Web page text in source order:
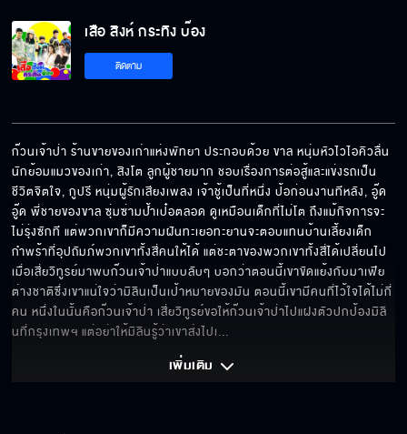
เสือ สิงห์ กระทิง บ๊อง
ติดตาม
ก๊วนเจ้าป่า ร้านขายของเก่าแห่งพัทยา ประกอบด้วย ขาล หนุ่มหัวไวไอคิวลื่น
นักย้อมแมวของเก่า, สิงโต ลูกผู้ชายมาก ชอบเรื่องการต่อสู้และแข่งรถเป็น
ชีวิตจิตใจ, กูปรี หนุ่มผู้รักเสียงเพลง เจ้าชู้เป็นที่หนึ่ง ป้อก่อนงานทีหลัง, อู๊ด
อู๊ด พี่ชายของขาล ซุ่มซ่ามป้ำเป๋อตลอด ดูเหมือนเด็กที่ไม่โต ถึงแม้กิจการจะ
ไม่รุ่งซักที แต่พวกเขาก็มีความฝันทะเยอทะยานจะตอบแทนบ้านเลี้ยงเด็ก
กำพร้าที่อุปถัมภ์พวกเขาทั้งสี่คนให้ได้ แต่ชะตาของพวกเขาทั้งสี่ได้เปลี่ยนไป
เมื่อเสี่ยวิทูรย์มาพบก๊วนเจ้าป่าแบบลับๆ บอกว่าตอนนี้เขาขัดแย้งกับมาเฟีย
ต่างชาติซึ่งเขาแน่ใจว่ามิลินเป็นเป้าหมายของมัน ตอนนี้เขามีคนที่ไว้ใจได้ไม่กี่
คน หนึ่งในนั้นคือก๊วนเจ้าป่า เสี่ยวิทูรย์ขอให้ก๊วนเจ้าป่าไปแฝงตัวปกป้องมิลิ
นที่กรุงเทพฯ แต่อย่าให้มิลินรู้ว่าเขาส่งไปเ...
เพิ่มเติม